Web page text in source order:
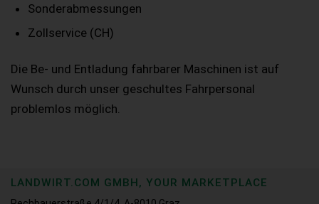
Sonderabmessungen
Zollservice (CH)
Die Be- und Entladung fahrbarer Maschinen ist auf
Wunsch durch unser geschultes Fahrpersonal
problemlos möglich.
LANDWIRT.COM GMBH, YOUR MARKETPLACE